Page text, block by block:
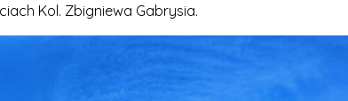
Kol. Zbigniewa Gabrysia.